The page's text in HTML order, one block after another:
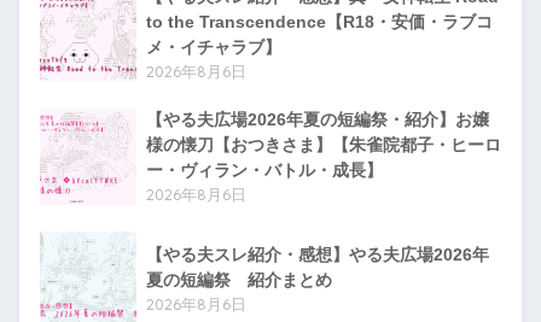
to the Transcendence【R18・安価・ラブコ
メ・イチャラブ】
2026年8月6日
【やる夫広場2026年夏の短編祭・紹介】お嬢
様の懐刀【おつきさま】【朱雀院都子・ヒーロ
ー・ヴィラン・バトル・成長】
2026年8月6日
【やる夫スレ紹介・感想】やる夫広場2026年
夏の短編祭 紹介まとめ
2026年8月6日